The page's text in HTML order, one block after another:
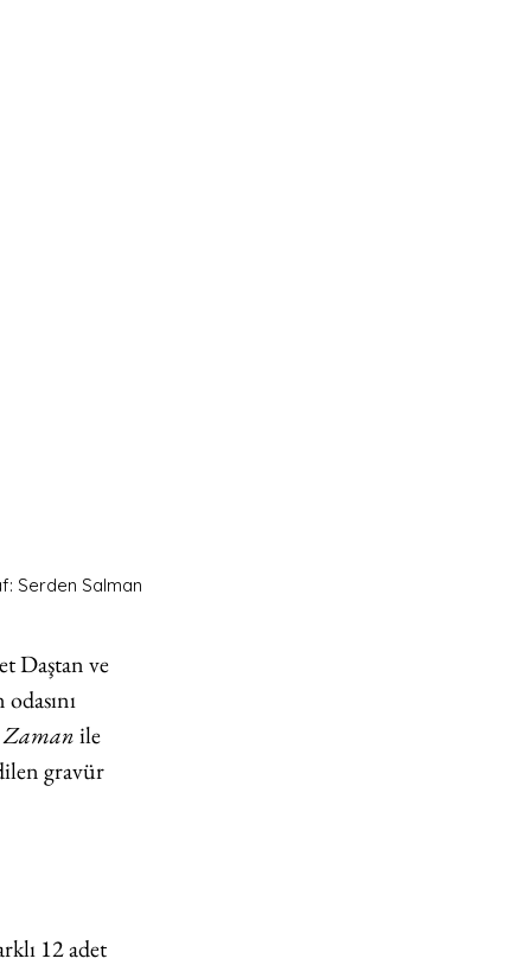
Serden Salman
Daştan ve
odasını
Zaman ile
gravür
12 adet